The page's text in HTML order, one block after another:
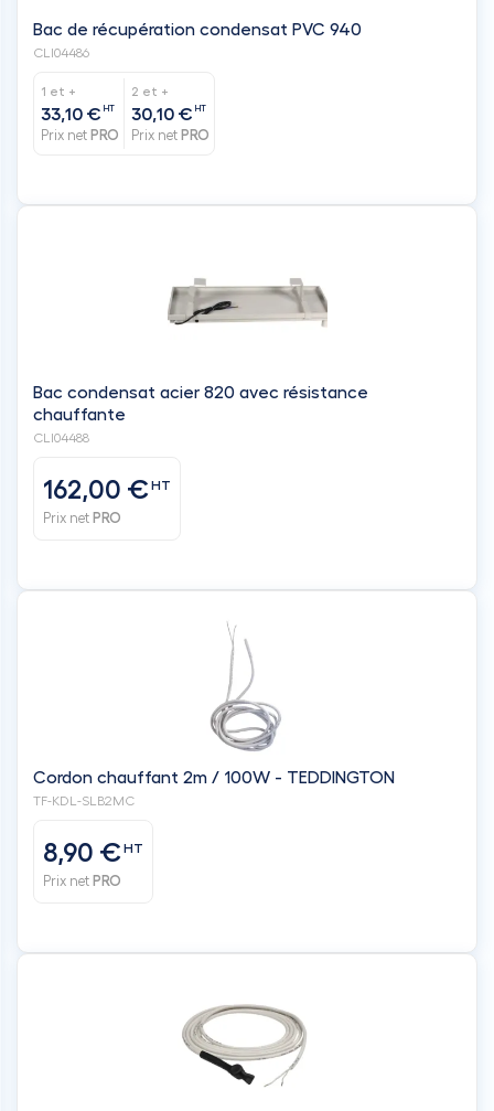
Bac de récupération condensat PVC 940
CLI04486
1 et +
33,10 € HT
Prix net PRO
2 et +
30,10 € HT
Prix net PRO
Bac condensat acier 820 avec résistance
chauffante
CLI04488
162,00 €HT
Prix net PRO
Cordon chauffant 2m / 100W - TEDDINGTON
TF-KDL-SLB2MC
8,90 €HT
Prix net PRO